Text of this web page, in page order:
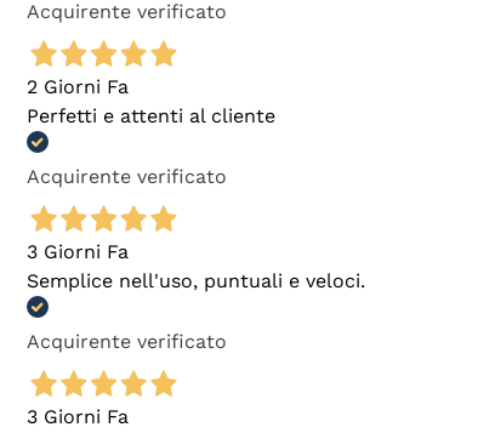
Acquirente verificato
2 Giorni Fa
Perfetti e attenti al cliente
Acquirente verificato
3 Giorni Fa
Semplice nell'uso, puntuali e veloci.
Acquirente verificato
3 Giorni Fa